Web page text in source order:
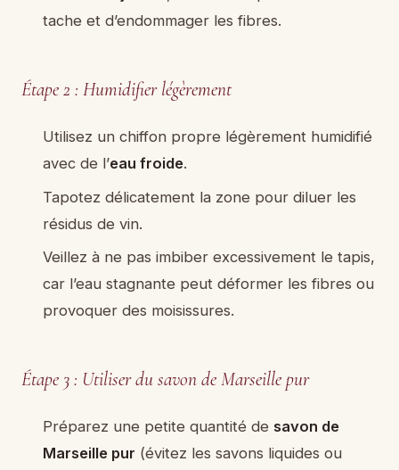
tache et d’endommager les fibres.
Étape 2 : Humidifier légèrement
Utilisez un chiffon propre légèrement humidifié
avec de l’eau froide.
Tapotez délicatement la zone pour diluer les
résidus de vin.
Veillez à ne pas imbiber excessivement le tapis,
car l’eau stagnante peut déformer les fibres ou
provoquer des moisissures.
Étape 3 : Utiliser du savon de Marseille pur
Préparez une petite quantité de savon de
Marseille pur (évitez les savons liquides ou